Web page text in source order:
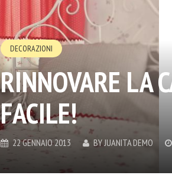
DECORAZIONI
RINNOVARE LA
FACILE!
22 GENNAIO 2013 BYJUANITA DEMO